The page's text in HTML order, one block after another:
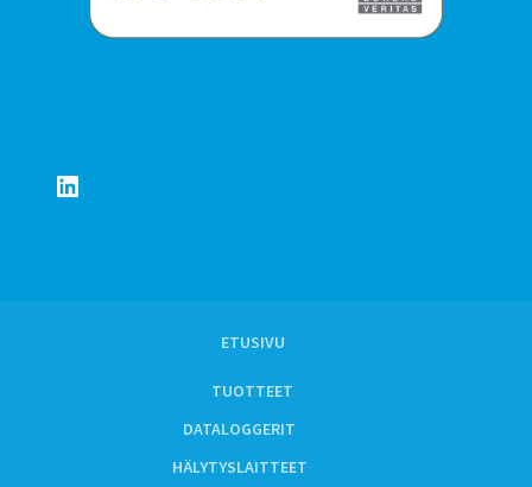
LinkedIn
ETUSIVU
TUOTTEET
DATALOGGERIT
HÄLYTYSLAITTEET